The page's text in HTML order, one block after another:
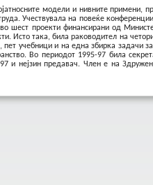
модели и нивните примени,
Учествувала на повеќе
шест проекти финансирани од
Исто така, била раководител на
пет учебници и на една збирка задачи
Во периодот 1995-97 била
и нејзин предавач. Член е на